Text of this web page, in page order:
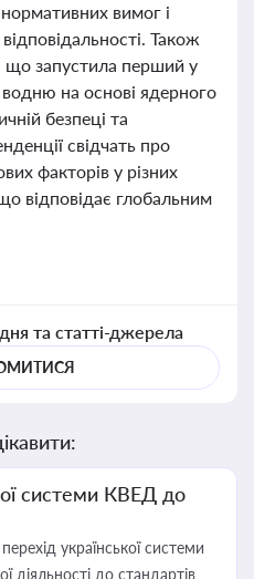
вимог і
Також
що запустила перший у
водню на основі ядерного
безпеці та
свідчать про
факторів у різних
відповідає глобальним
та статті-джерела
системи КВЕД до
української системи
діяльності до стандартів